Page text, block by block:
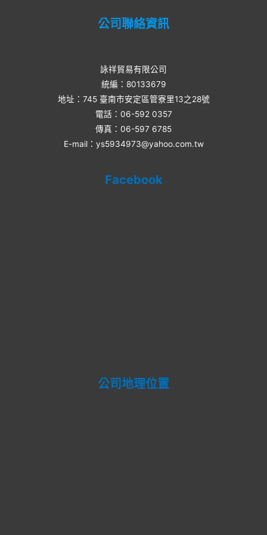
公司聯絡資訊
詠祥貿易有限公司
統編：80133679
地址：745 臺南市安定區管寮里13之28號
電話：06-592 0357​
傳真：06-597 6785
E-mail：ys5934973@yahoo.com.tw
Facebook
公司地理位置